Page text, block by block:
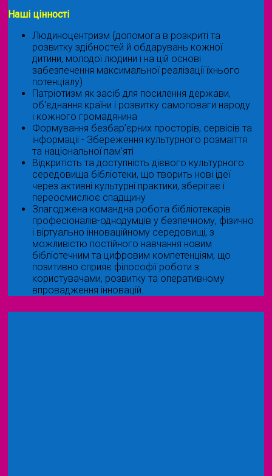
Наші цінності
Людиноцентризм (допомога в розкриті та
розвитку здібностей й обдарувань кожної
дитини, молодої людини і на цій основі
забезпечення максимальної реалізації їхнього
потенціалу)
Патріотизм як засіб для посилення держави,
об'єднання країни і розвитку самоповаги народу
і кожного громадянина
Формування безбар’єрних просторів, сервісів та
інформації - Збереження культурного розмаїття
та національної пам’яті
Відкритість та доступність дієвого культурного
середовища бібліотеки, що творить нові ідеї
через активні культурні практики, зберігає і
переосмислює спадщину
Злагоджена командна робота бібліотекарів
професіоналів-однодумців у безпечному, фізично
і віртуально інноваційному середовищі, з
можливістю постійного навчання новим
бібліотечним та цифровим компетенціям, що
позитивно сприяє філософії роботи з
користувачами, розвитку та оперативному
впровадження інновацій.